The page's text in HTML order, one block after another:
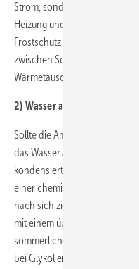
Strom, sondern ermöglicht
Heizung und Speicher.
Frostschutz benötigen
zwischen Solar- und
Wärmetauscher sind die Folge.
2) Wasser als Solarflüssigkeit
Sollte die Anlage im
das Wasser ab 100°C in den
kondensiert es wieder zurück.
einer chemischen
nach sich zieht. Daher wird
mit einem
sommerliche Stagnation zu
bei Glykol erfolgt durch einen